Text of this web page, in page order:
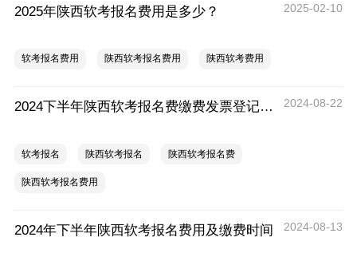
2025年陕西软考报名费用是多少？ 2025-02-10
软考报名费用 陕西软考报名费用 陕西软考费用
2024下半年陕西软考报名费缴费发票登记与打印 2024-08-22
软考报名 陕西软考报名 陕西软考报名费
陕西软考报名费用
2024年下半年陕西软考报名费用及缴费时间 2024-08-13